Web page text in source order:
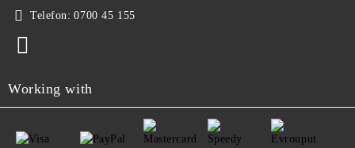
Telefon: 0700 45 155
Working with